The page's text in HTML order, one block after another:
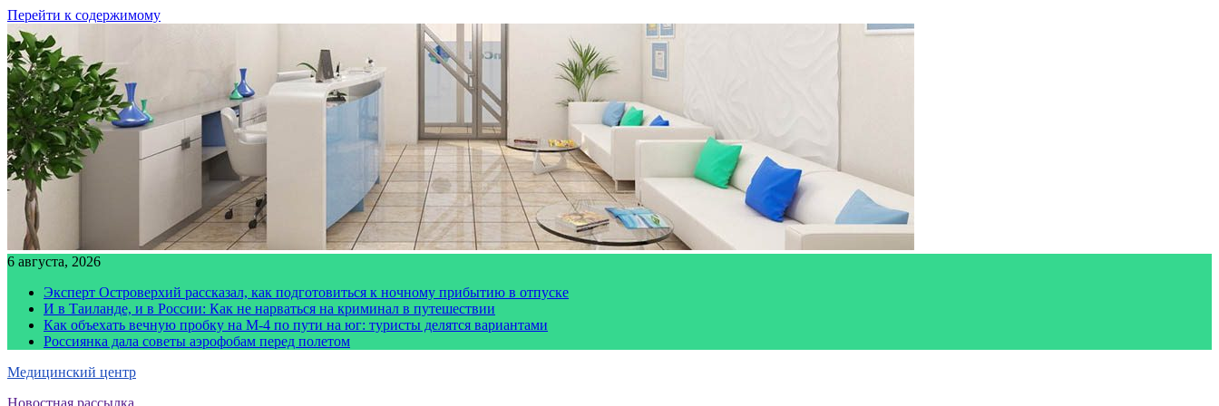
Перейти к содержимому
6 августа, 2026
Эксперт Островерхий рассказал, как подготовиться к ночному прибытию в отпуске
И в Таиланде, и в России: Как не нарваться на криминал в путешествии
Как объехать вечную пробку на М-4 по пути на юг: туристы делятся вариантами
Россиянка дала советы аэрофобам перед полетом
Медицинский центр
Новостная рассылка